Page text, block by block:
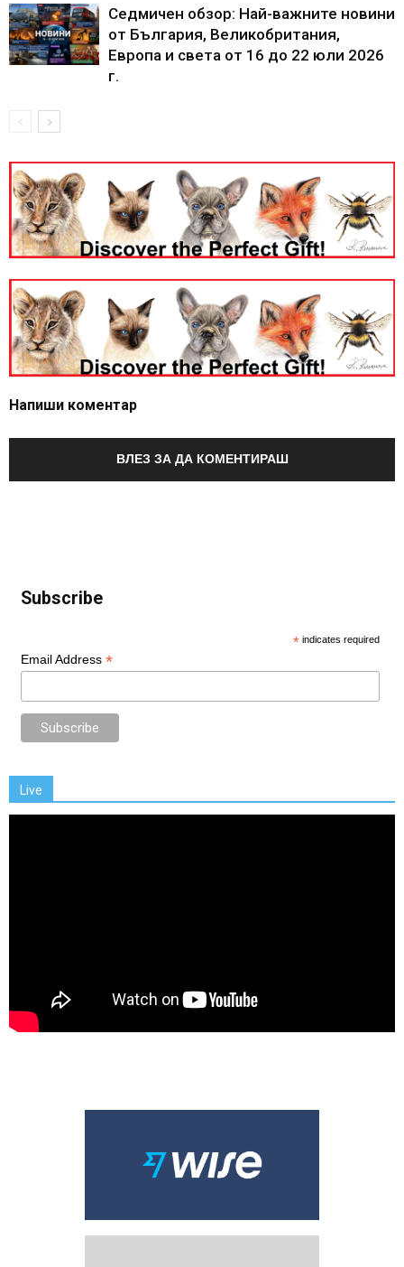
Седмичен обзор: Най-важните новини
от България, Великобритания,
Европа и света от 16 до 22 юли 2026
г.
Напиши коментар
ВЛЕЗ ЗА ДА КОМЕНТИРАШ
Subscribe
* indicates required
Email Address *
Live